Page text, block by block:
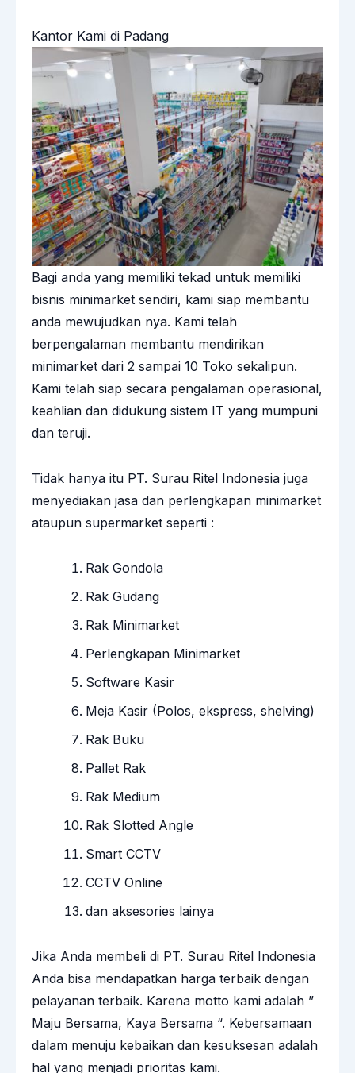
Kantor Kami di Padang
Bagi anda yang memiliki tekad untuk memiliki
bisnis minimarket sendiri, kami siap membantu
anda mewujudkan nya. Kami telah
berpengalaman membantu mendirikan
minimarket dari 2 sampai 10 Toko sekalipun.
Kami telah siap secara pengalaman operasional,
keahlian dan didukung sistem IT yang mumpuni
dan teruji.
Tidak hanya itu PT. Surau Ritel Indonesia juga
menyediakan jasa dan perlengkapan minimarket
ataupun supermarket seperti :
Rak Gondola
Rak Gudang
Rak Minimarket
Perlengkapan Minimarket
Software Kasir
Meja Kasir (Polos, ekspress, shelving)
Rak Buku
Pallet Rak
Rak Medium
Rak Slotted Angle
Smart CCTV
CCTV Online
dan aksesories lainya
Jika Anda membeli di PT. Surau Ritel Indonesia
Anda bisa mendapatkan harga terbaik dengan
pelayanan terbaik. Karena motto kami adalah ”
Maju Bersama, Kaya Bersama “. Kebersamaan
dalam menuju kebaikan dan kesuksesan adalah
hal yang menjadi prioritas kami.